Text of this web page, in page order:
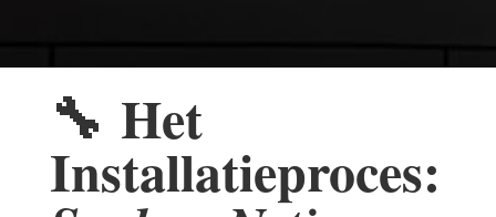
🔧 Het
Installatieproces: